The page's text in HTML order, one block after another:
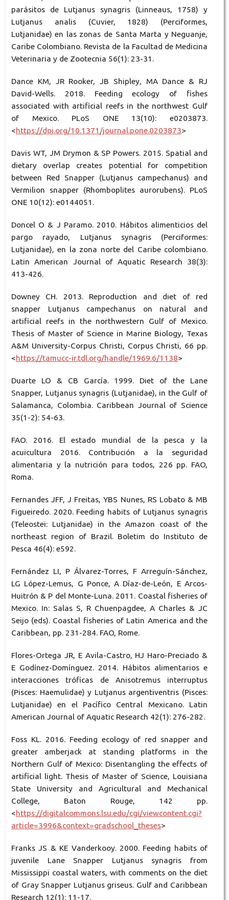
parásitos de Lutjanus synagris (Linneaus, 1758) y
Lutjanus analis (Cuvier, 1828) (Perciformes,
Lutjanidae) en las zonas de Santa Marta y Neguanje,
Caribe Colombiano. Revista de la Facultad de Medicina
Veterinaria y de Zootecnia 56(1): 23-31.
Dance KM, JR Rooker, JB Shipley, MA Dance & RJ
David-Wells. 2018. Feeding ecology of fishes
associated with artificial reefs in the northwest Gulf
of Mexico. PLoS ONE 13(10): e0203873.
<https://doi.org/10.1371/journal.pone.0203873>
Davis WT, JM Drymon & SP Powers. 2015. Spatial and
dietary overlap creates potential for competition
between Red Snapper (Lutjanus campechanus) and
Vermilion snapper (Rhomboplites aurorubens). PLoS
ONE 10(12): e0144051.
Doncel O & J Paramo. 2010. Hábitos alimenticios del
pargo rayado, Lutjanus synagris (Perciformes:
Lutjanidae), en la zona norte del Caribe colombiano.
Latin American Journal of Aquatic Research 38(3):
413-426.
Downey CH. 2013. Reproduction and diet of red
snapper Lutjanus campechanus on natural and
artificial reefs in the northwestern Gulf of Mexico.
Thesis of Master of Science in Marine Biology, Texas
A&M University-Corpus Christi, Corpus Christi, 66 pp.
<https://tamucc-ir.tdl.org/handle/1969.6/1138>
Duarte LO & CB García. 1999. Diet of the Lane
Snapper, Lutjanus synagris (Lutjanidae), in the Gulf of
Salamanca, Colombia. Caribbean Journal of Science
35(1-2): 54-63.
FAO. 2016. El estado mundial de la pesca y la
acuicultura 2016. Contribución a la seguridad
alimentaria y la nutrición para todos, 226 pp. FAO,
Roma.
Fernandes JFF, J Freitas, YBS Nunes, RS Lobato & MB
Figueiredo. 2020. Feeding habits of Lutjanus synagris
(Teleostei: Lutjanidae) in the Amazon coast of the
northeast region of Brazil. Boletim do Instituto de
Pesca 46(4): e592.
Fernández LI, P Álvarez-Torres, F Arreguín-Sánchez,
LG López-Lemus, G Ponce, A Díaz-de-León, E Arcos-
Huitrón & P del Monte-Luna. 2011. Coastal fisheries of
Mexico. In: Salas S, R Chuenpagdee, A Charles & JC
Seijo (eds). Coastal fisheries of Latin America and the
Caribbean, pp. 231-284. FAO, Rome.
Flores-Ortega JR, E Avila-Castro, HJ Haro-Preciado &
E Godínez-Domínguez. 2014. Hábitos alimentarios e
interacciones tróficas de Anisotremus interruptus
(Pisces: Haemulidae) y Lutjanus argentiventris (Pisces:
Lutjanidae) en el Pacífico Central Mexicano. Latin
American Journal of Aquatic Research 42(1): 276-282.
Foss KL. 2016. Feeding ecology of red snapper and
greater amberjack at standing platforms in the
Northern Gulf of Mexico: Disentangling the effects of
artificial light. Thesis of Master of Science, Louisiana
State University and Agricultural and Mechanical
College, Baton Rouge, 142 pp.
<https://digitalcommons.lsu.edu/cgi/viewcontent.cgi?
article=3996&context=gradschool_theses>
Franks JS & KE Vanderkooy. 2000. Feeding habits of
juvenile Lane Snapper Lutjanus synagris from
Mississippi coastal waters, with comments on the diet
of Gray Snapper Lutjanus griseus. Gulf and Caribbean
Research 12(1): 11-17.